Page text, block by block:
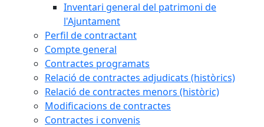
Inventari general del patrimoni de
l'Ajuntament
Perfil de contractant
Compte general
Contractes programats
Relació de contractes adjudicats (històrics)
Relació de contractes menors (històric)
Modificacions de contractes
Contractes i convenis